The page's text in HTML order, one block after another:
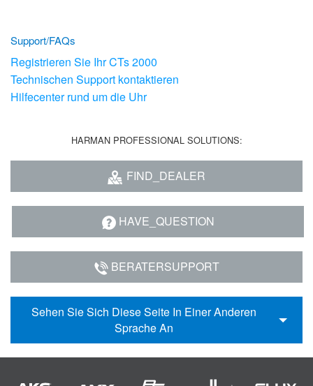
Support/FAQs
Registrieren Sie Ihr CTs 2000
Technischen Support kontaktieren
Hilfecenter rund um die Uhr
HARMAN PROFESSIONAL SOLUTIONS:
FIND_DEALER
HAVE_QUESTION
BERATERSUPPORT
Sehen Sie Sich Diese Seite In Einer Anderen
Sprache An